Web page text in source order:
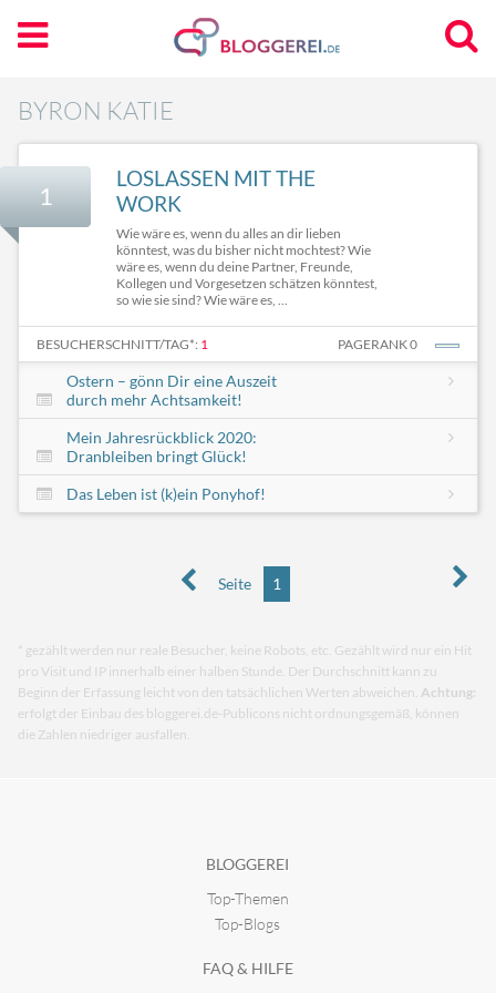
BYRON KATIE
1
LOSLASSEN MIT THE
WORK
Wie wäre es, wenn du alles an dir lieben
könntest, was du bisher nicht mochtest? Wie
wäre es, wenn du deine Partner, Freunde,
Kollegen und Vorgesetzen schätzen könntest,
so wie sie sind? Wie wäre es, ...
BESUCHERSCHNITT/TAG*: 1 PAGERANK 0
Ostern – gönn Dir eine Auszeit
durch mehr Achtsamkeit!
Mein Jahresrückblick 2020:
Dranbleiben bringt Glück!
Das Leben ist (k)ein Ponyhof!
Seite 1
* gezählt werden nur reale Besucher, keine Robots, etc. Gezählt wird nur ein Hit
pro Visit und IP innerhalb einer halben Stunde. Der Durchschnitt kann zu
Beginn der Erfassung leicht von den tatsächlichen Werten abweichen. Achtung:
erfolgt der Einbau des bloggerei.de-Publicons nicht ordnungsgemäß, können
die Zahlen niedriger ausfallen.
BLOGGEREI
Top-Themen
Top-Blogs
FAQ & HILFE